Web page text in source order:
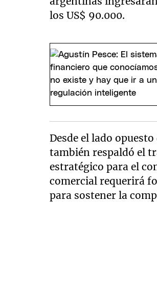
los US$ 90.000.
Desde el lado
también respaldó el
estratégico para el
comercial requerirá
para sostener la